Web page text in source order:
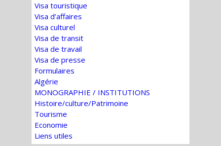
Visa touristique
Visa d’affaires
Visa culturel
Visa de transit
Visa de travail
Visa de presse
Formulaires
Algérie
MONOGRAPHIE / INSTITUTIONS
Histoire/culture/Patrimoine
Tourisme
Economie
Liens utiles